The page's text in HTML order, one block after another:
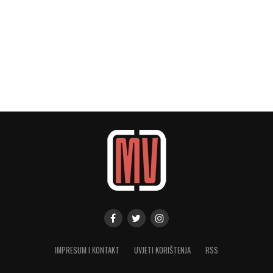
IMPRESUM I KONTAKT UVJETI KORIŠTENJA RSS